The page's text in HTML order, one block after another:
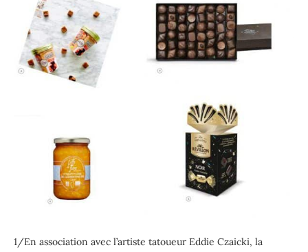
1/En association avec l’artiste tatoueur Eddie Czaicki, la